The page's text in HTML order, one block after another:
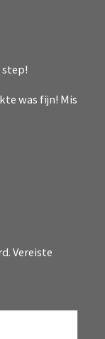
step!
was fijn! Mis
Vereiste